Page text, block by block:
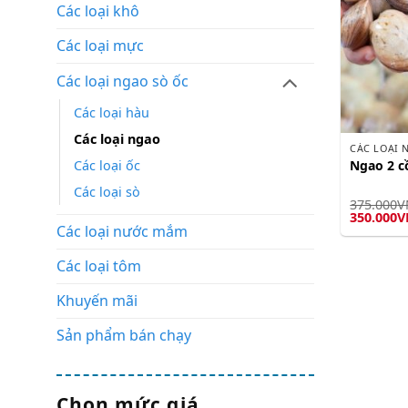
Các loại khô
Các loại mực
Các loại ngao sò ốc
Các loại hàu
Các loại ngao
Các loại ốc
Các loại sò
Các loại nước mắm
Các loại tôm
Khuyến mãi
Sản phẩm bán chạy
CÁC LOẠI
Ngao 2
375.000
Giá
là:
350.000